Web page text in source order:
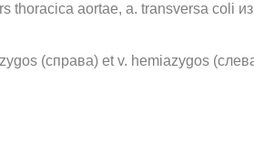
thoracica aortae, a. transversa coli
(справа) et v. hemiazygos